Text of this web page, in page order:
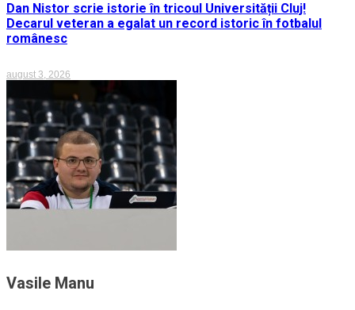
Dan Nistor scrie istorie în tricoul Universității Cluj!
Decarul veteran a egalat un record istoric în fotbalul
românesc
august 3, 2026
Vasile Manu